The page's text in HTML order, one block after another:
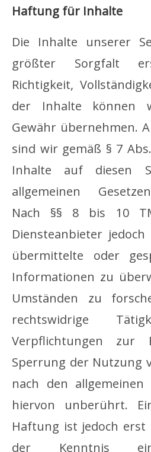
Haftung für Inhalte
Die Inhalte unserer
größter Sorgfalt
Richtigkeit,
der Inhalte können
Gewähr übernehmen.
sind wir gemäß § 7
Inhalte auf diesen
allgemeinen
Nach §§ 8 bis 10
Diensteanbieter
übermittelte oder
Informationen zu
Umständen zu
rechtswidrige
Verpflichtungen zur
Sperrung der Nutzung
nach den allgemeinen
hiervon unberührt.
Haftung ist jedoch
der Kenntnis